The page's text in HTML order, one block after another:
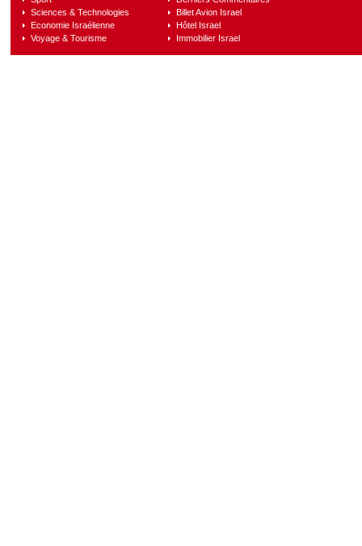
Sciences & Technologies
Economie Israélienne
Voyage & Tourisme
Billet Avion Israel
Hôtel Israel
Immobilier Israel